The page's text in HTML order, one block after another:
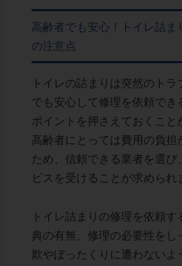
高齢者でも安心！トイレ詰ま
の注意点
トイレの詰まりは突然のト
でも安心して修理を依頼でき
ポイントを押さえておくこと
高齢者にとっては費用の負担
ため、信頼できる業者を選び
ビスを受けることが求められ
トイレ詰まりの修理を依頼
典の有無、修理の必要性をし
欺やぼったくりに遭わないよ